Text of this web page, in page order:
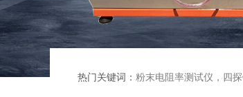
热门关键词： 粉末电阻率测试仪，四探针法粉末电阻率